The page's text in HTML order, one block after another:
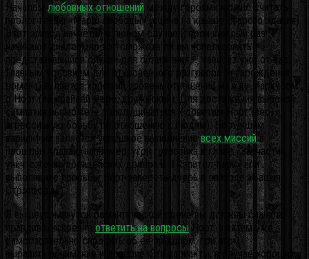
Началом любовных отношениймежду героями можно считать
пролог главы «Марш свободы» (сцена на крыше старого здания).
Этот эпизод начнётся в любом случае (герои каждый раз
начинают диалог), но вот сможете ли вы использовать
представившийся случай для сближения — зависит уже от вас.
Главным условием для откровенного разговора (и зарождения
романа) является хороший уровень отношений между Маркусом
с Норт (по крайней мере, дружеский). Для достижения высокой
симпатии вы можете прислушиваться к советам Норт (вести
агрессивную борьбу по отношению к людям). Но лучшим
вариантом является успешное выполнениевсех миссийв
прошлых главах (например, угон грузовика в главе «Запчасти»,
уничтожение полицейских дронов в «Кэпитол-парк» или
выполнение просьбы Норт запереть дверь в эпизоде «Башня
Стрэтфорд»).
В вышеупомянутой романтической сцене вы должны сначала
правдиво/искренне ответить на вопросы Норт, а затем уже
самостоятельно спросить об её прошлом, при этом
выразить понимание и доверие. Эти варианты, в случае хороших